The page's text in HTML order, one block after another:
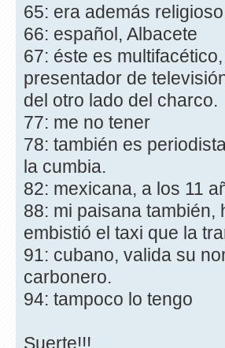
65: era además
66: español, Albacete
67: éste es
presentador de
del otro lado del charco.
77: me no tener
78: también es
la cumbia.
82: mexicana, a los 11
88: mi paisana
embistió el taxi que la
91: cubano, valida su
carbonero.
94: tampoco lo tengo
Suerte!!!